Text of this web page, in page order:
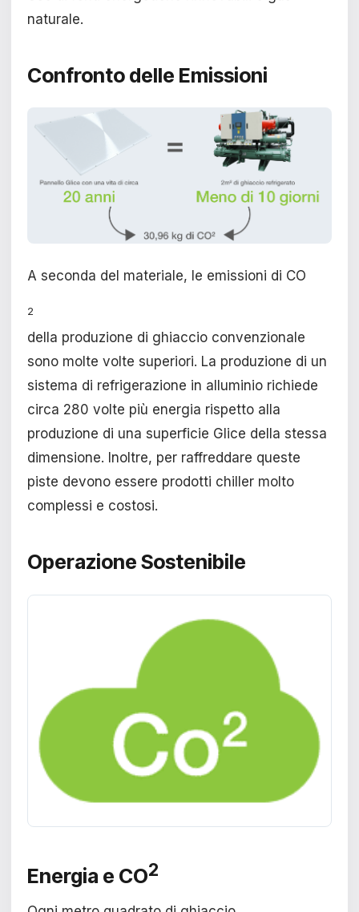
naturale.
Confronto delle Emissioni
A seconda del materiale, le emissioni di CO
2
della produzione di ghiaccio convenzionale
sono molte volte superiori. La produzione di un
sistema di refrigerazione in alluminio richiede
circa 280 volte più energia rispetto alla
produzione di una superficie Glice della stessa
dimensione. Inoltre, per raffreddare queste
piste devono essere prodotti chiller molto
complessi e costosi.
Operazione Sostenibile
Energia e CO2